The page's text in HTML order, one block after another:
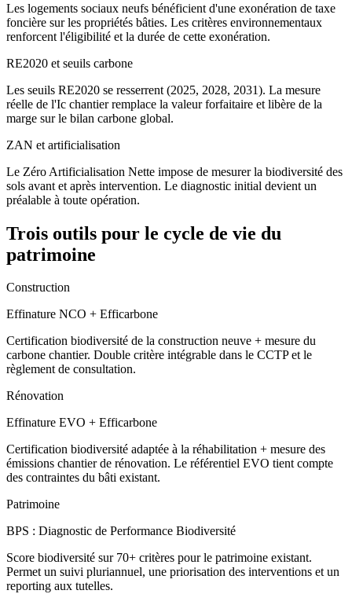
Les logements sociaux neufs bénéficient d'une exonération de taxe
foncière sur les propriétés bâties. Les critères environnementaux
renforcent l'éligibilité et la durée de cette exonération.
RE2020 et seuils carbone
Les seuils RE2020 se resserrent (2025, 2028, 2031). La mesure
réelle de l'Ic chantier remplace la valeur forfaitaire et libère de la
marge sur le bilan carbone global.
ZAN et artificialisation
Le Zéro Artificialisation Nette impose de mesurer la biodiversité des
sols avant et après intervention. Le diagnostic initial devient un
préalable à toute opération.
Trois outils pour le cycle de vie du
patrimoine
Construction
Effinature NCO + Efficarbone
Certification biodiversité de la construction neuve + mesure du
carbone chantier. Double critère intégrable dans le CCTP et le
règlement de consultation.
Rénovation
Effinature EVO + Efficarbone
Certification biodiversité adaptée à la réhabilitation + mesure des
émissions chantier de rénovation. Le référentiel EVO tient compte
des contraintes du bâti existant.
Patrimoine
BPS : Diagnostic de Performance Biodiversité
Score biodiversité sur 70+ critères pour le patrimoine existant.
Permet un suivi pluriannuel, une priorisation des interventions et un
reporting aux tutelles.